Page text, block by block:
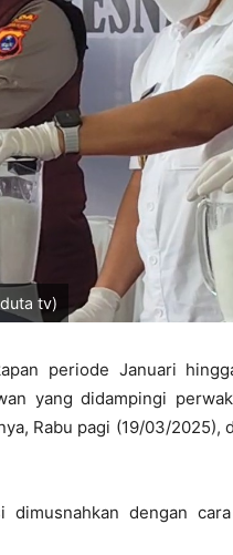
tv)
periode Januari
yang didampingi
Rabu pagi (19/03/2025),
dengan